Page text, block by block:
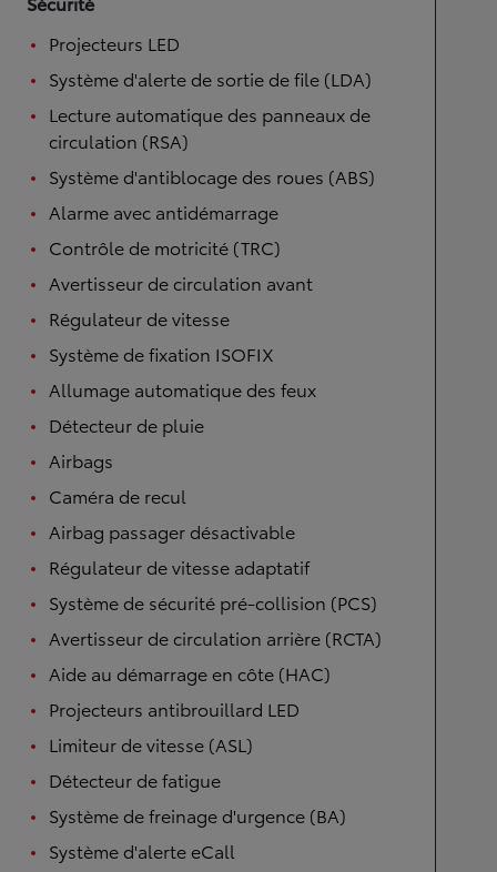
Projecteurs LED
Système d'alerte de sortie de file (LDA)
Lecture automatique des panneaux de
circulation (RSA)
Système d'antiblocage des roues (ABS)
Alarme avec antidémarrage
Contrôle de motricité (TRC)
Avertisseur de circulation avant
Régulateur de vitesse
Système de fixation ISOFIX
Allumage automatique des feux
Détecteur de pluie
Airbags
Caméra de recul
Airbag passager désactivable
Régulateur de vitesse adaptatif
Système de sécurité pré-collision (PCS)
Avertisseur de circulation arrière (RCTA)
Aide au démarrage en côte (HAC)
Projecteurs antibrouillard LED
Limiteur de vitesse (ASL)
Détecteur de fatigue
Système de freinage d'urgence (BA)
Système d'alerte eCall